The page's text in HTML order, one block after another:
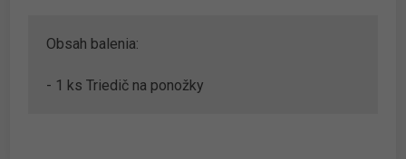
Obsah balenia:
- 1 ks Triedič na ponožky